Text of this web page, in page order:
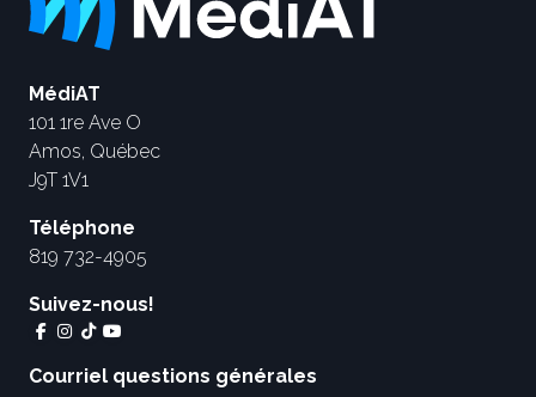
MédiAT
101 1re Ave O
Amos, Québec
J9T 1V1
Téléphone
819 732-4905
Suivez-nous!
Courriel questions générales